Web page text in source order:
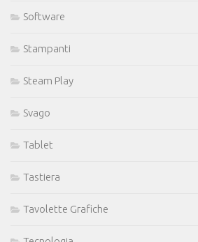
Software
Stampanti
Steam Play
Svago
Tablet
Tastiera
Tavolette Grafiche